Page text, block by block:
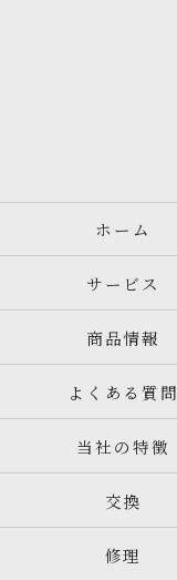
ホーム
サービス
商品情報
よくある質問
当社の特徴
交換
修理